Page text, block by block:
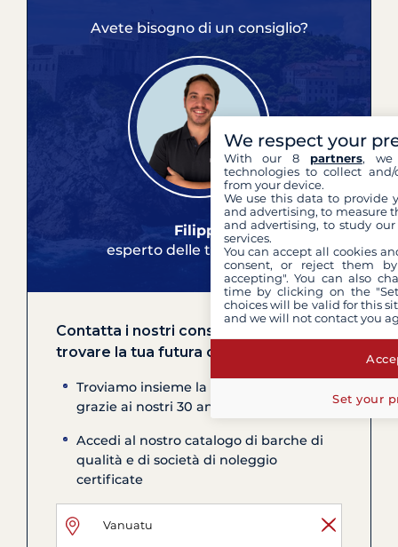
Avete bisogno di un consiglio?
Filippo
esperto delle tue crociere
Contatta i nostri consulenti per
trovare la tua futura crociera
Troviamo insieme la migliore crociera
grazie ai nostri 30 anni di esperienza
Accedi al nostro catalogo di barche di
qualità e di società di noleggio
certificate
We respect your
With our 8 partners, we
technologies to collect
from your device.
We use this data to provide
and advertising, to measure
and advertising, to study
services.
You can accept all cookies
consent, or reject them
accepting". You can also
time by clicking on the
choices will be valid for this
and we will not contact you
Set your